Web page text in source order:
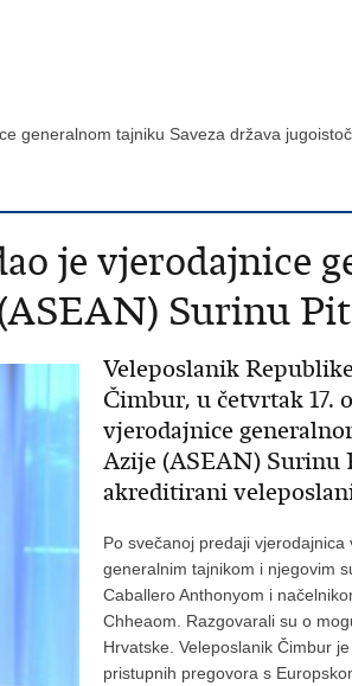
generalnom tajniku Saveza država
je vjerodajnice
Surinu
Veleposlanik
Čimbur, u četvrtak 17.
vjerodajnice
Azije (ASEAN) Surinu
akreditirani
Po svečanoj predaji
generalnim tajnikom i njegovim
Caballero Anthonyom i
Chheaom. Razgovarali su o
Hrvatske. Veleposlanik Čimbur
pristupnih pregovora s